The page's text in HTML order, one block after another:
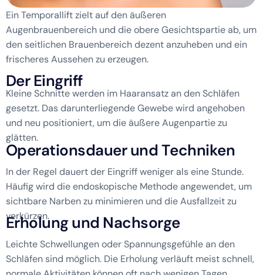
Ein Temporallift zielt auf den äußeren
Augenbrauenbereich und die obere Gesichtspartie ab, um
den seitlichen Brauenbereich dezent anzuheben und ein
frischeres Aussehen zu erzeugen.
DerEingriff
Kleine Schnitte werden im Haaransatz an den Schläfen
gesetzt. Das darunterliegende Gewebe wird angehoben
und neu positioniert, um die äußere Augenpartie zu
glätten.
Operationsdauerund Techniken
In der Regel dauert der Eingriff weniger als eine Stunde.
Häufig wird die endoskopische Methode angewendet, um
sichtbare Narben zu minimieren und die Ausfallzeit zu
verkürzen.
Erholungund Nachsorge
Leichte Schwellungen oder Spannungsgefühle an den
Schläfen sind möglich. Die Erholung verläuft meist schnell,